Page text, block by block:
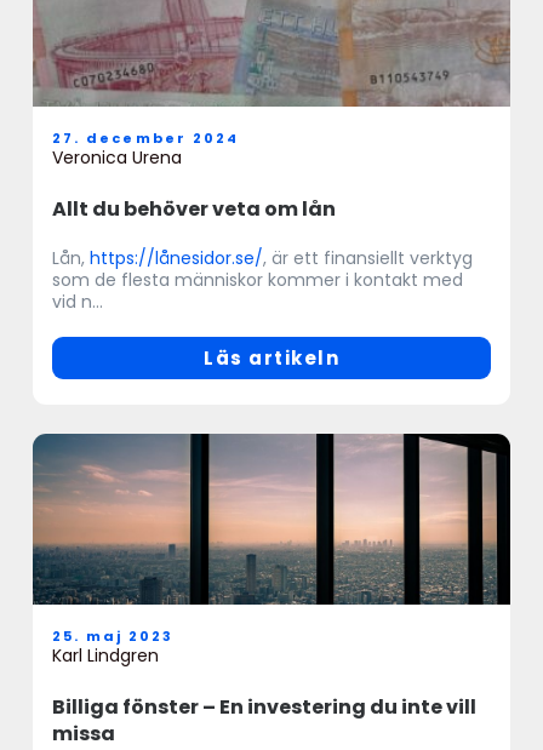
Allt du behöver veta om lån
27. december 2024
Veronica Urena
Lån, https://lånesidor.se/, är ett finansiellt verktyg
som de flesta människor kommer i kontakt med
vid n...
Läs artikeln
Billiga fönster – En investering du inte vill
missa
25. maj 2023
Karl Lindgren